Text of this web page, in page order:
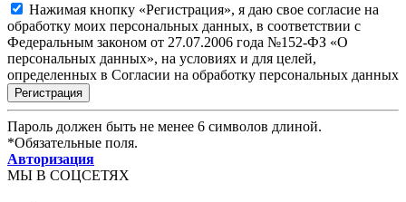
Нажимая кнопку «Регистрация», я даю свое согласие на
обработку моих персональных данных, в соответствии с
Федеральным законом от 27.07.2006 года №152-ФЗ «О
персональных данных», на условиях и для целей,
определенных в Согласии на обработку персональных данных
Пароль должен быть не менее 6 символов длиной.
*Обязательные поля.
Авторизация
МЫ В СОЦСЕТЯХ